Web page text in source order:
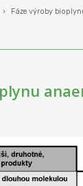
› Fáze výroby